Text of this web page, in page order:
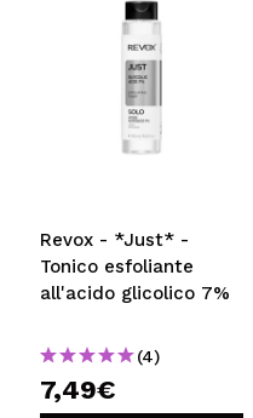
Revox - *Just* -
Tonico esfoliante
all'acido glicolico 7%
(4)
7,49€